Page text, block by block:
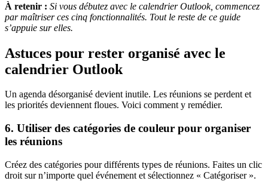
À retenir : Si vous débutez avec le calendrier Outlook, commencez
par maîtriser ces cinq fonctionnalités. Tout le reste de ce guide
s’appuie sur elles.
Astuces pour rester organisé avec le
calendrier Outlook
Un agenda désorganisé devient inutile. Les réunions se perdent et
les priorités deviennent floues. Voici comment y remédier.
6. Utiliser des catégories de couleur pour organiser
les réunions
Créez des catégories pour différents types de réunions. Faites un clic
droit sur n’importe quel événement et sélectionnez « Catégoriser ».